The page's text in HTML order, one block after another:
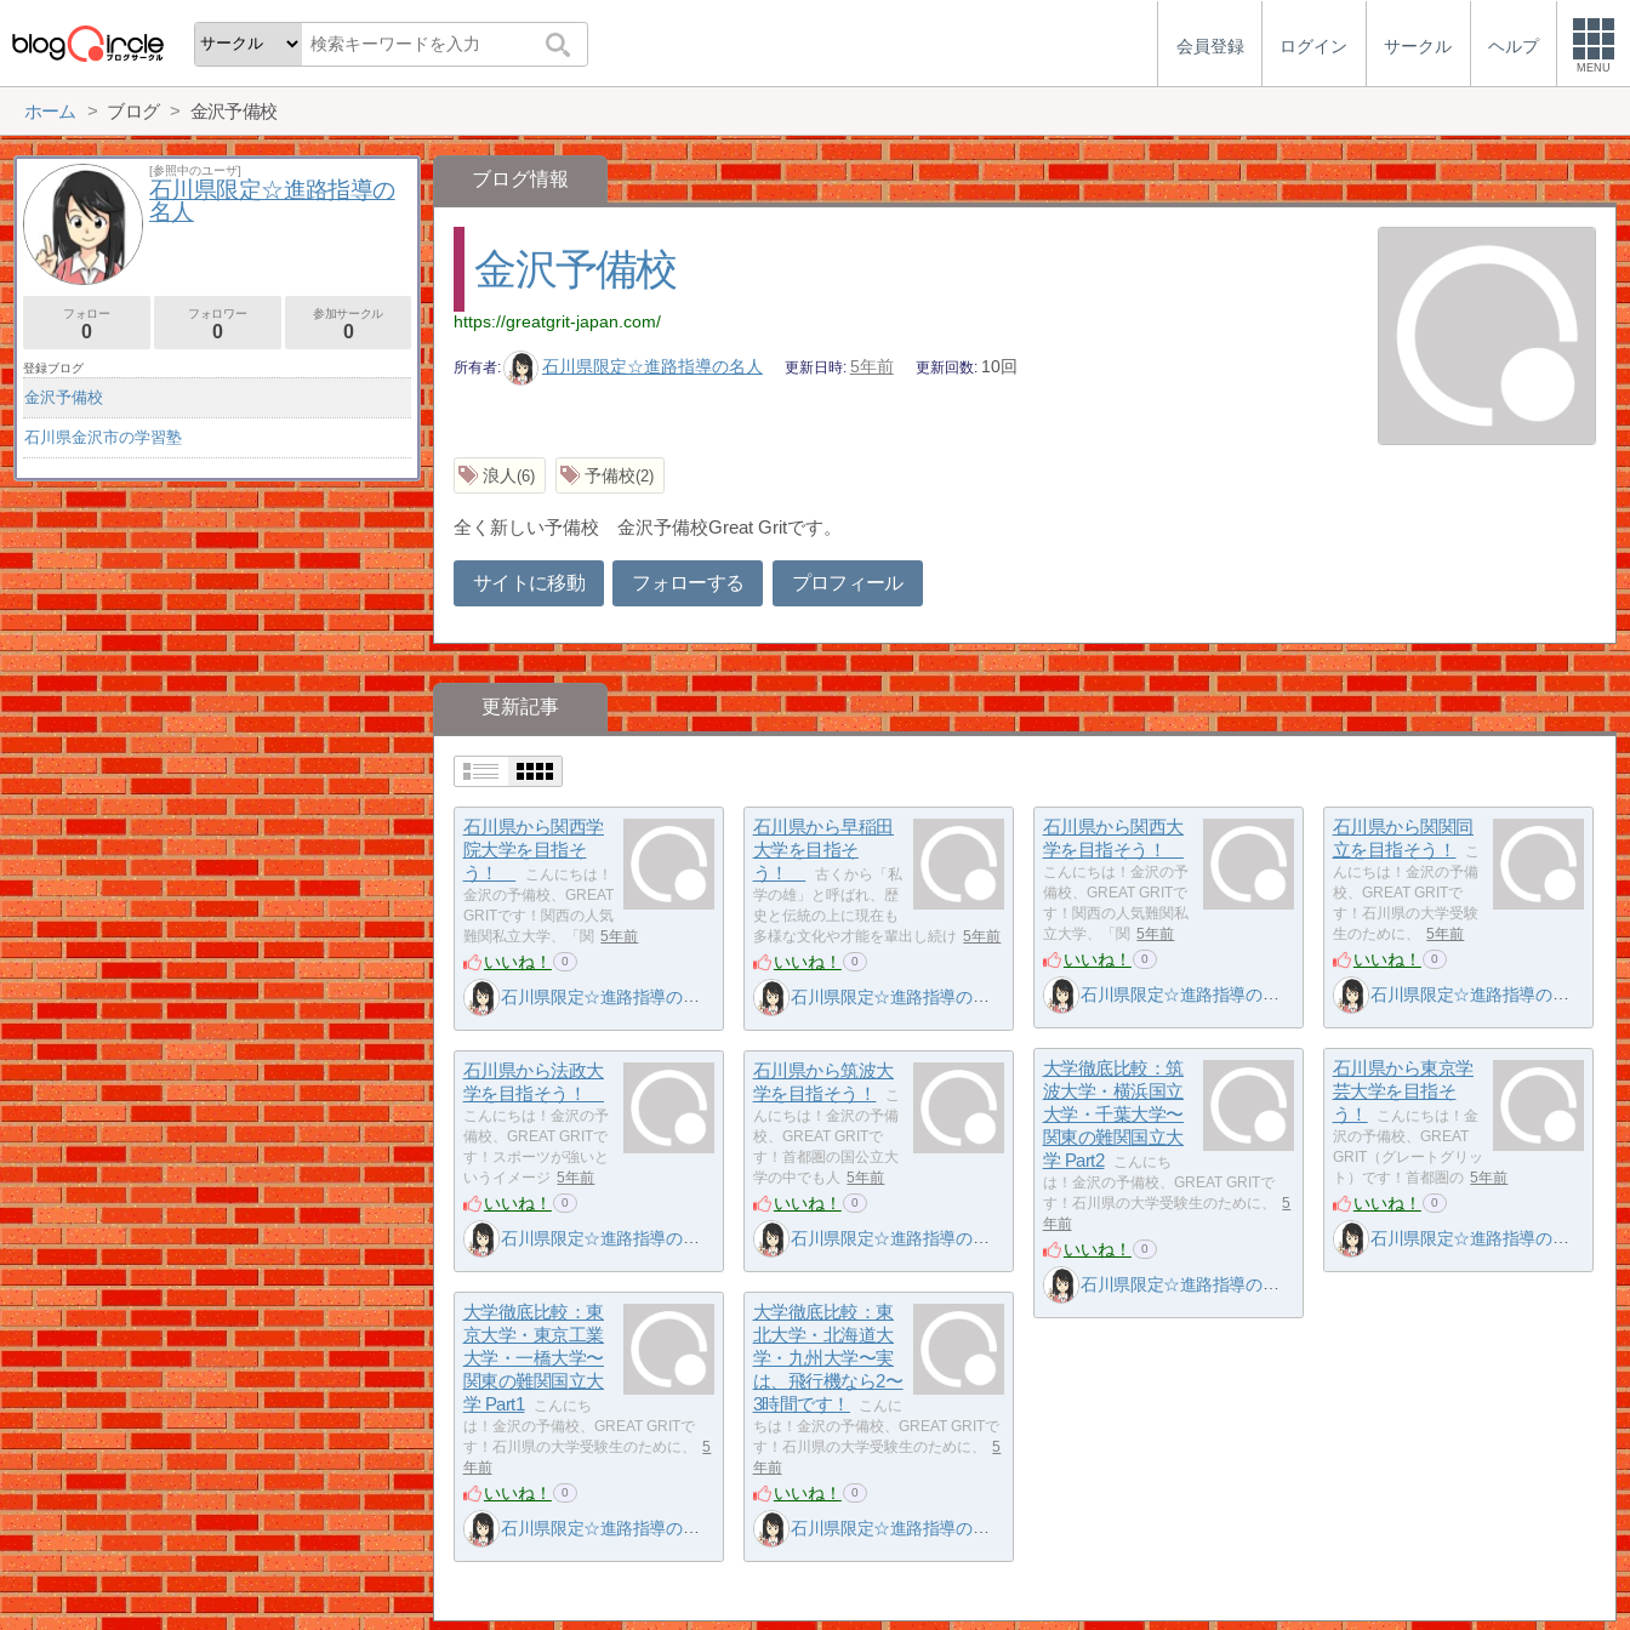
会員登録 ログイン サークル ヘルプ
MENU
ホーム ブログ 金沢予備校
ブログ情報
金沢予備校
https://greatgrit-japan.com/
所有者 石川県限定☆進路指導の名人 更新日時 5年前 更新回数 10回
浪人 6 予備校 2
全く新しい予備校 金沢予備校Great Gritです。
サイトに移動 フォローする プロフィール
更新記事
石川県から関西学
院大学を目指そ
う！
こんにちは！
金沢の予備校、GREAT
GRITです！関西の人気
難関私立大学、「関
5年前
いいね！ 0
石川県限定☆進路指導の名人
石川県から早稲田
大学を目指そ
う！
古くから「私
学の雄」と呼ばれ、歴
史と伝統の上に現在も
多様な文化や才能を輩出し続け 5年前
いいね！ 0
石川県限定☆進路指導の名人
石川県から関西大
学を目指そう！
こんにちは！金沢の予
備校、GREAT GRITで
す！関西の人気難関私
立大学、「関
5年前
いいね！ 0
石川県限定☆進路指導の名人
石川県から関関同
立を目指そう！
こ
んにちは！金沢の予備
校、GREAT GRITで
す！石川県の大学受験
生のために、
5年前
いいね！ 0
石川県限定☆進路指導の名人
大学徹底比較：筑
波大学・横浜国立
大学・千葉大学〜
関東の難関国立大
学 Part2
こんにち
は！金沢の予備校、GREAT GRITで
す！石川県の大学受験生のために、
5
年前
いいね！ 0
石川県限定☆進路指導の名人
石川県から東京学
芸大学を目指そ
う！
こんにちは！金
沢の予備校、GREAT
GRIT（グレートグリッ
ト）です！首都圏の 5年前
いいね！ 0
石川県限定☆進路指導の名人
石川県から法政大
学を目指そう！
こんにちは！金沢の予
備校、GREAT GRITで
す！スポーツが強いと
いうイメージ 5年前
いいね！ 0
石川県限定☆進路指導の名人
石川県から筑波大
学を目指そう！
こ
んにちは！金沢の予備
校、GREAT GRITで
す！首都圏の国公立大
学の中でも人
5年前
いいね！ 0
石川県限定☆進路指導の名人
大学徹底比較：東
京大学・東京工業
大学・一橋大学〜
関東の難関国立大
学 Part1
こんにち
は！金沢の予備校、GREAT GRITで
す！石川県の大学受験生のために、
5
年前
いいね！ 0
石川県限定☆進路指導の名人
大学徹底比較：東
北大学・北海道大
学・九州大学〜実
は、飛行機なら2〜
3時間です！
こんに
ちは！金沢の予備校、GREAT GRITで
す！石川県の大学受験生のために、
5
年前
いいね！ 0
石川県限定☆進路指導の名人
[参照中のユーザ]
石川県限定☆進路指導の
名人
フォロー
0
フォロワー
0
参加サークル
0
登録ブログ
金沢予備校
石川県金沢市の学習塾